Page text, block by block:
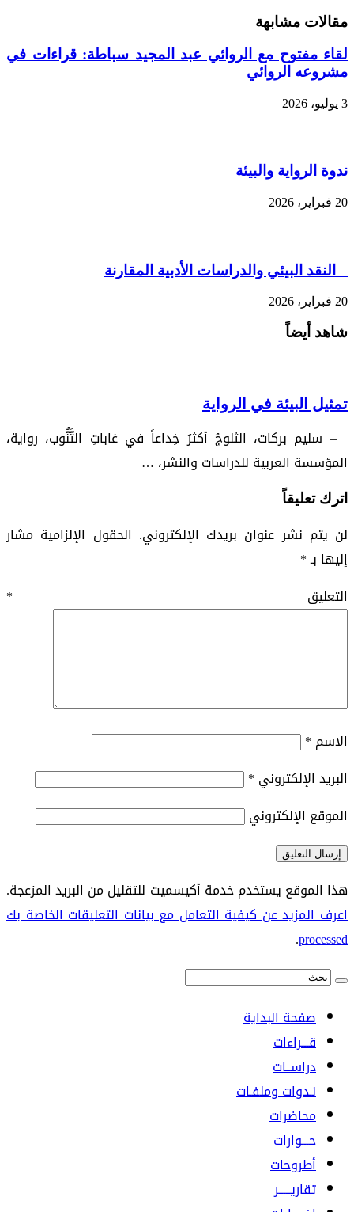
مقالات مشابهة
لقاء مفتوح مع الروائي عبد المجيد سباطة: قراءات في
مشروعه الروائي
3 يوليو، 2026
ندوة الرواية والبيئة
20 فبراير، 2026
النقد البيئي والدراسات الأدبية المقارنة
20 فبراير، 2026
شاهد أيضاً
تمثيل البيئة في الرواية
– سليم بركات، الثلوجُ أكثرُ خِداعاً في غاباتِ التَّنُّوب، رواية،
المؤسسة العربية للدراسات والنشر، …
اترك تعليقاً
لن يتم نشر عنوان بريدك الإلكتروني. الحقول الإلزامية مشار
إليها بـ*
التعليق *
الاسم *
البريد الإلكتروني *
الموقع الإلكتروني
هذا الموقع يستخدم خدمة أكيسميت للتقليل من البريد المزعجة.
اعرف المزيد عن كيفية التعامل مع بيانات التعليقات الخاصة بك
processed
.
صفحة البداية
قـــراءات
دراســات
نـدوات وملفـات
محاضرات
حـــوارات
أطروحات
تقاريـــــر